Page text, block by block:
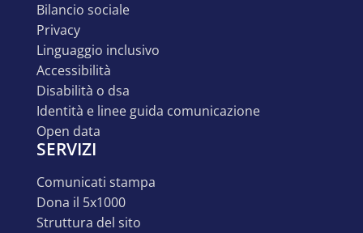
bilancio sociale
privacy
linguaggio inclusivo
accessibilità
disabilità o dsa
identità e linee guida comunicazione
open data
SERVIZI
comunicati stampa
dona il 5x1000
struttura del sito